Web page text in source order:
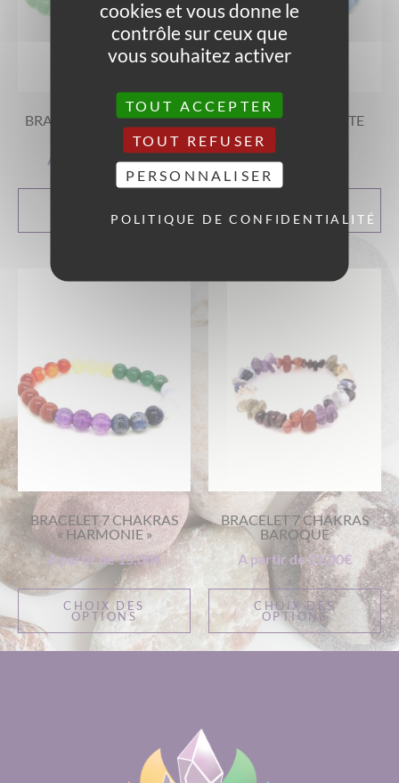
BRACELET AVENTURINE
VERTE
A partir de11,00€
OPTIONS
BRACELET ANGÉLITE
A partir de
OPTIONS
BRACELET 7 CHAKRAS
« HARMONIE »
A partir de15,00€
CHOIX DES
OPTIONS
BRACELET 7 CHAKRAS
BAROQUE
A partir de11,00€
CHOIX DES
OPTIONS
cookies et vous donne le
contrôle sur ceux que
vous souhaitez activer
TOUT ACCEPTER
TOUT REFUSER
PERSONNALISER
POLITIQUE DE CONFIDENTIALITÉ